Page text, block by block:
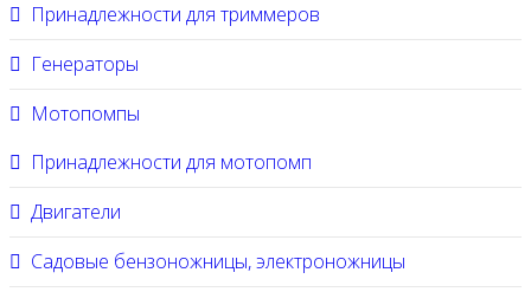
Принадлежности для триммеров
Генераторы
Мотопомпы
Принадлежности для мотопомп
Двигатели
Садовые бензоножницы, электроножницы